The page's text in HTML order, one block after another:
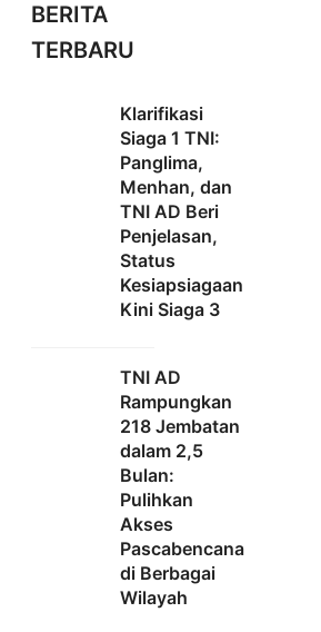
BERITA
TERBARU
Klarifikasi
Siaga 1 TNI:
Panglima,
Menhan, dan
TNI AD Beri
Penjelasan,
Status
Kesiapsiagaan
Kini Siaga 3
TNI AD
Rampungkan
218 Jembatan
dalam 2,5
Bulan:
Pulihkan
Akses
Pascabencana
di Berbagai
Wilayah